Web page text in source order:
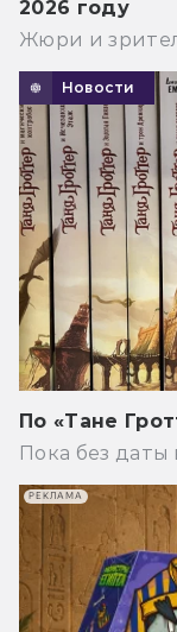
2026 году
Жюри и
Новости
По «Тане
Пока без даты
РЕКЛАМА